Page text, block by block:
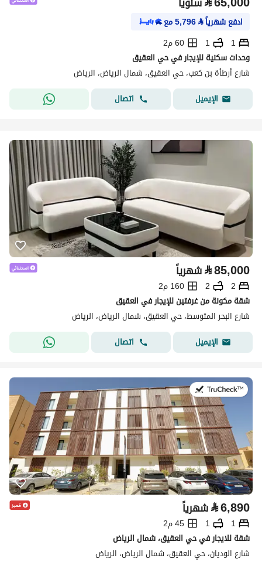
ادفع شهرياً⃁
5,796مع
1
1
60 م2
وحدات سكنية للإيجار في حي العقيق
شارع أرطأة بن كعب، حي العقيق، شمال الرياض، الرياض
الإيميل
اتصال
⃁85,000 شهرياً
2
2
160 م2
شقة مكونة من غرفتين للإيجار في العقيق
شارع البحر المتوسط، حي العقيق، شمال الرياض، الرياض
الإيميل
اتصال
في:25 يوليو 2026
⃁6,890 شهرياً
1
1
45 م2
شقة للايجار في حي العقيق، شمال الرياض
شارع الوديان، حي العقيق، شمال الرياض، الرياض